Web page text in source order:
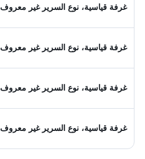
غرفة قياسية، نوع السرير غير معروف
غرفة قياسية، نوع السرير غير معروف
غرفة قياسية، نوع السرير غير معروف
غرفة قياسية، نوع السرير غير معروف